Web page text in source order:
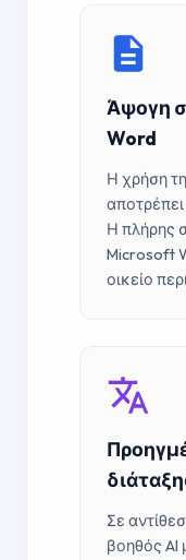
Άψογη
Word
Η χρήση
Η πλήρης
Microsoft
οικείο
Σε
βοηθός AI